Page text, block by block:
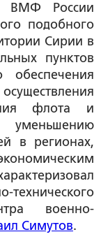
ВМФ России
подобного
Сирии в
пунктов
обеспечения
флота и
в регионах,
технического
военно-
Симутов.